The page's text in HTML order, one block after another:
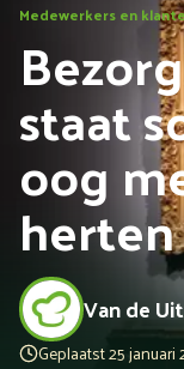
Medewerkers en
staat
oog
herten
Van de
Geplaatst 25 januari